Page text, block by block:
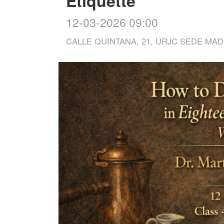
12-03-2026 09:00
CALLE QUINTANA, 21, URJC SEDE